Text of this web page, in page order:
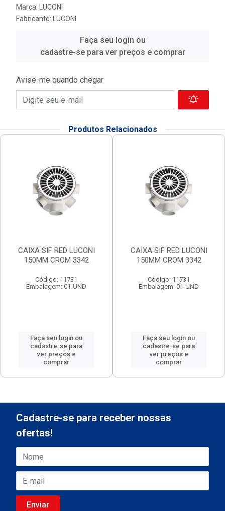
Marca:
LUCONI
Fabricante:
LUCONI
Faça seu login ou
cadastre-se para ver preços e comprar
Avise-me quando chegar
Produtos Relacionados
CAIXA SIF RED LUCONI
150MM CROM 3342
Código: 11731
Embalagem: 01-UND
Faça seu login ou
cadastre-se para
ver preços e
comprar
CAIXA SIF RED LUCONI
150MM CROM 3342
Código: 11731
Embalagem: 01-UND
Faça seu login ou
cadastre-se para
ver preços e
comprar
Cadastre-se para receber nossas
ofertas!